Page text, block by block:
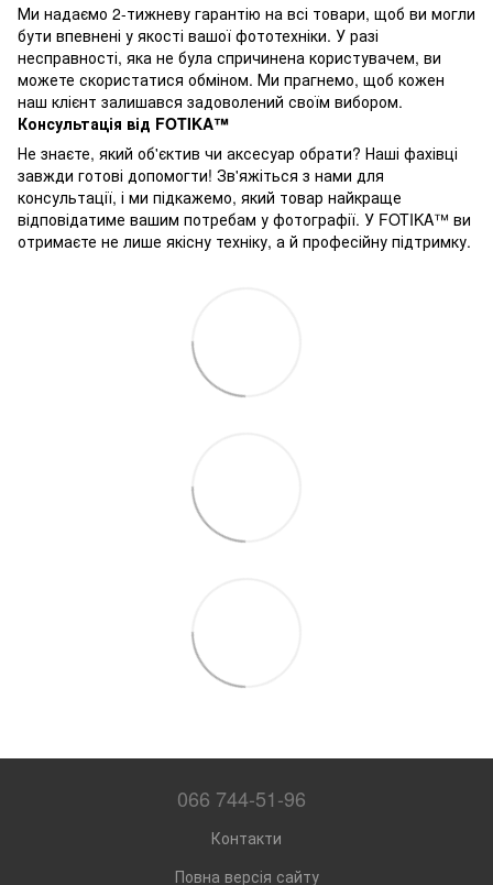
Ми надаємо 2-тижневу гарантію на всі товари, щоб ви могли
бути впевнені у якості вашої фототехніки. У разі
несправності, яка не була спричинена користувачем, ви
можете скористатися обміном. Ми прагнемо, щоб кожен
наш клієнт залишався задоволений своїм вибором.
Консультація від FOTIKA™
Не знаєте, який об'єктив чи аксесуар обрати? Наші фахівці
завжди готові допомогти! Зв'яжіться з нами для
консультації, і ми підкажемо, який товар найкраще
відповідатиме вашим потребам у фотографії. У FOTIKA™ ви
отримаєте не лише якісну техніку, а й професійну підтримку.
066 744-51-96
Контакти
Повна версія сайту